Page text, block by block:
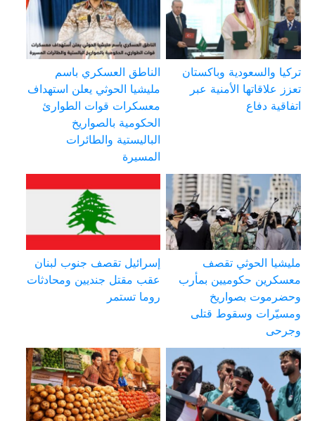
تركيا والسعودية وباكستان
تعزز علاقاتها الأمنية عبر
اتفاقية دفاع
الناطق العسكري باسم
مليشيا الحوثي يعلن استهداف
معسكرات قوات الطوارئ
الحكومية بالصواريخ
الباليستية والطائرات
المسيرة
مليشيا الحوثي تقصف
معسكرين حكوميين بمأرب
وحضرموت بصواريخ
ومسيّرات وسقوط قتلى
وجرحى
إسرائيل تقصف جنوب لبنان
عقب مقتل جنديين ومحادثات
روما تستمر